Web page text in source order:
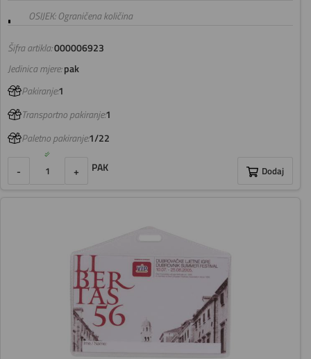
Šifra artikla:000006923
OSIJEK: Ograničena količina
Jedinica mjere:pak
Pakiranje:1
Transportno pakiranje:1
Paletno pakiranje:1/22
- + PAK Dodaj